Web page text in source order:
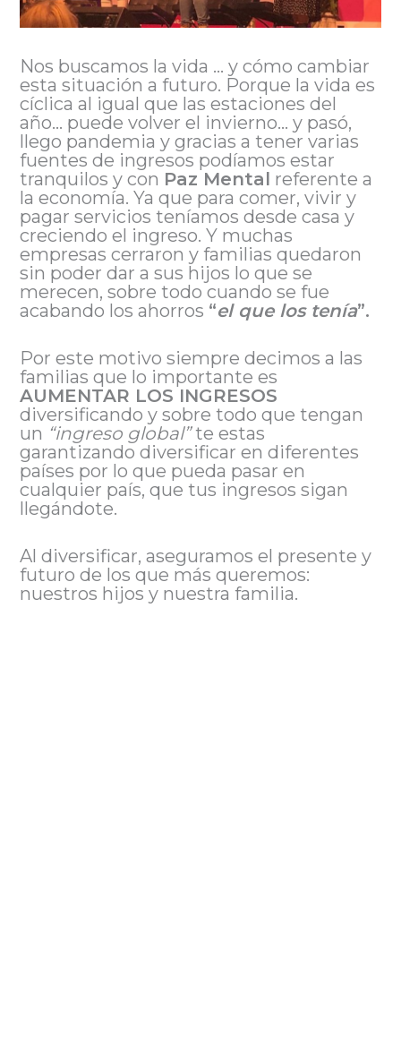
Nos buscamos la vida … y cómo cambiar
esta situación a futuro. Porque la vida es
cíclica al igual que las estaciones del
año… puede volver el invierno… y pasó,
llego pandemia y gracias a tener varias
fuentes de ingresos podíamos estar
tranquilos y con Paz Mental referente a
la economía. Ya que para comer, vivir y
pagar servicios teníamos desde casa y
creciendo el ingreso. Y muchas
empresas cerraron y familias quedaron
sin poder dar a sus hijos lo que se
merecen, sobre todo cuando se fue
acabando los ahorros “el que los tenía”.
Por este motivo siempre decimos a las
familias que lo importante es
AUMENTAR LOS INGRESOS
diversificando y sobre todo que tengan
un “ingreso global”te estas
garantizando diversificar en diferentes
países por lo que pueda pasar en
cualquier país, que tus ingresos sigan
llegándote.
Al diversificar, aseguramos el presente y
futuro de los que más queremos:
nuestros hijos y nuestra familia.